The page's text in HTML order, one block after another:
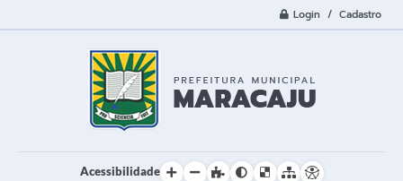
Login / Cadastro
Acessibilidade